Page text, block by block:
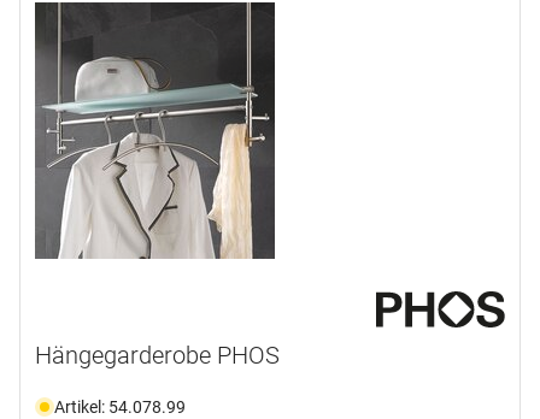
Hängegarderobe PHOS
Artikel: 54.078.99